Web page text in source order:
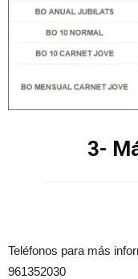
3-
Teléfonos para más
961352030